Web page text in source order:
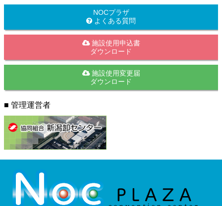
NOCプラザ
よくある質問
施設使用申込書
ダウンロード
施設使用変更届
ダウンロード
■ 管理運営者